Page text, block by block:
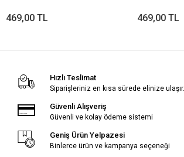
469,00 TL 469,00 TL
Hızlı Teslimat
Siparişleriniz en kısa sürede elinize ulaşır.
Güvenli Alışveriş
Güvenli ve kolay ödeme sistemi
Geniş Ürün Yelpazesi
Binlerce ürün ve kampanya seçeneği